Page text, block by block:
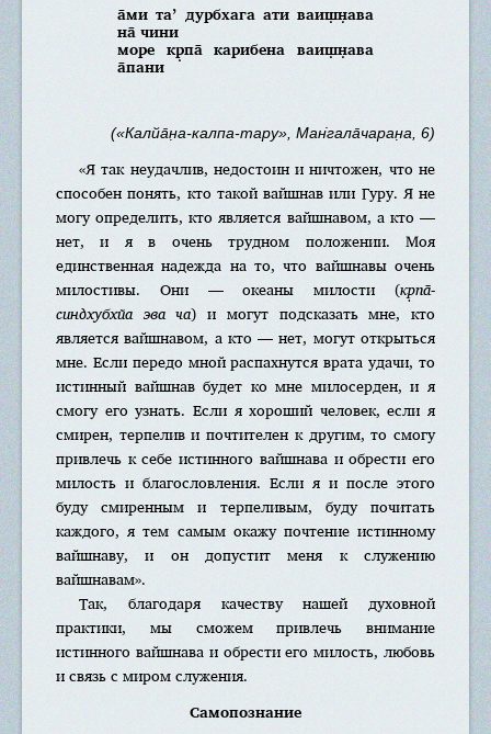
а̄ми та’ дурбхага ати ваиш̣н̣ава
на̄ чини
море кр̣па̄ карибена ваиш̣н̣ава
а̄пани
(«Калйа̄н̣а-калпа-тару», Ман̇гала̄чаран̣а, 6)
«Я так неудачлив, недостоин и ничтожен, что не
способен понять, кто такой вайшнав или Гуру. Я не
могу определить, кто является вайшнавом, а кто —
нет, и я в очень трудном положении. Моя
единственная надежда на то, что вайшнавы очень
милостивы. Они — океаны милости (кр̣па̄-
синдхубхйа эва ча) и могут подсказать мне, кто
является вайшнавом, а кто — нет, могут открыться
мне. Если передо мной распахнутся врата удачи, то
истинный вайшнав будет ко мне милосерден, и я
смогу его узнать. Если я хороший человек, если я
смирен, терпелив и почтителен к другим, то смогу
привлечь к себе истинного вайшнава и обрести его
милость и благословления. Если я и после этого
буду смиренным и терпеливым, буду почитать
каждого, я тем самым окажу почтение истинному
вайшнаву, и он допустит меня к служению
вайшнавам».
Так, благодаря качеству нашей духовной
практики, мы сможем привлечь внимание
истинного вайшнава и обрести его милость, любовь
и связь с миром служения.
Самопознание